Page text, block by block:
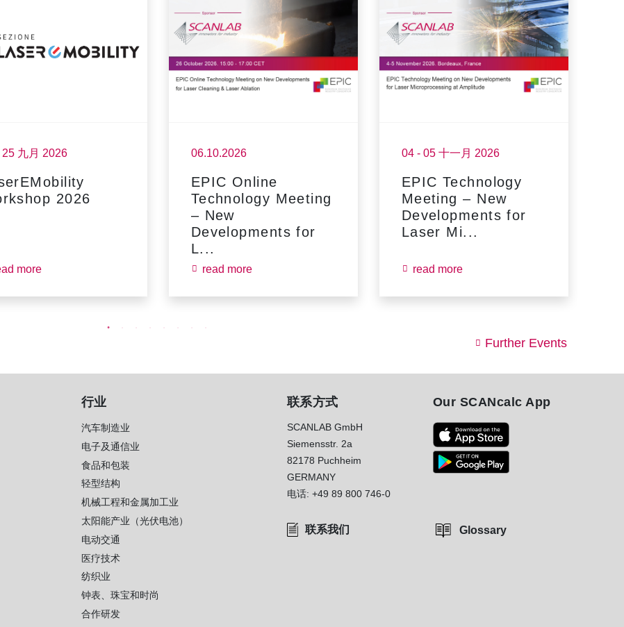
25 九月 2026
2026
more
06.10.2026
EPIC Online
Technology Meeting
– New
Developments for
L...
read more
04 - 05 十一月 2026
EPIC Technology
Meeting – New
Developments for
Laser Mi...
read more
Further Events
行业
汽车制造业
电子及通信业
食品和包装
轻型结构
机械工程和金属加工业
太阳能产业（光伏电池）
电动交通
医疗技术
纺织业
钟表、珠宝和时尚
合作研发
联系方式
SCANLAB GmbH
Siemensstr. 2a
82178 Puchheim
GERMANY
电话: +49 89 800 746-0
联系我们
Our SCANcalc App
Glossary